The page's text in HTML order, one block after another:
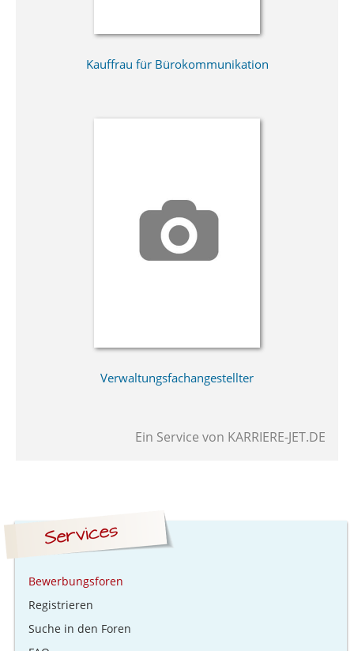
Kauffrau für Bürokommunikation
Verwaltungsfachangestellter
Ein Service von KARRIERE-JET.DE
Bewerbungsforen
Registrieren
Suche in den Foren